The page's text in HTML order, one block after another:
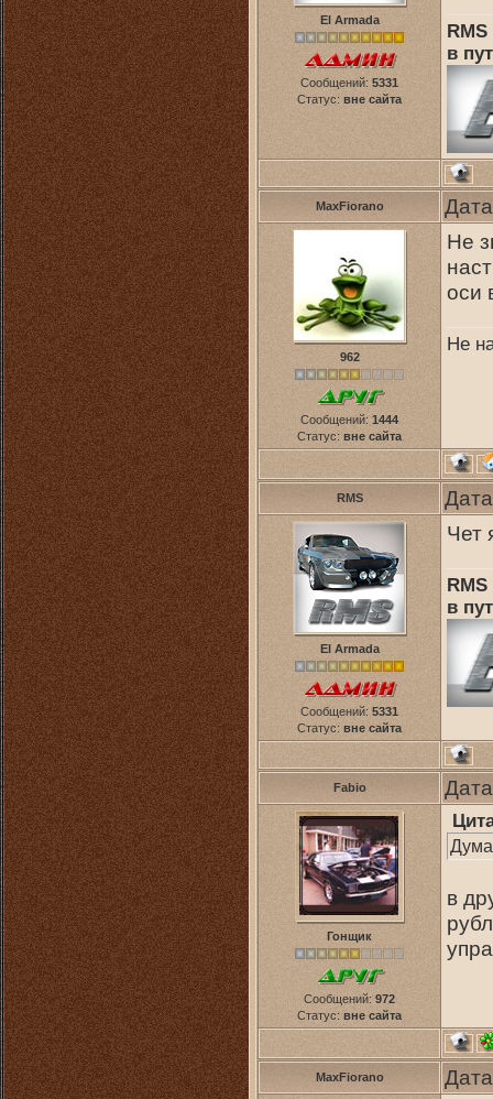
El Armada
Сообщений: 5331
Статус: вне сайта
в
MaxFiorano
962
Сообщений: 1444
Статус: вне сайта
Не
оси
Не
RMS
El Armada
Сообщений: 5331
Статус: вне сайта
Чет
в
Fabio
Гонщик
Сообщений: 972
Статус: вне сайта
в
MaxFiorano